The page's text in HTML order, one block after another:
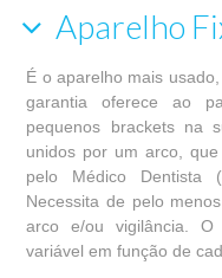
Aparelho
É o aparelho mais
garantia oferece ao
pequenos brackets na
unidos por um arco,
pelo Médico Dentista
Necessita de pelo
arco e/ou vigilância.
variável em função de